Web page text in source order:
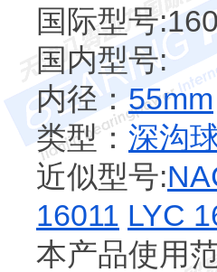
国际型号
国内型号:
内径： 55mm
类型： 深沟
近似型号:
16011 LYC
本产品使用